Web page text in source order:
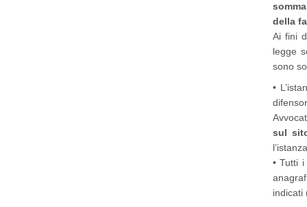
della
Ai fini
legge
sono
•
sul
• Tutti
indicati